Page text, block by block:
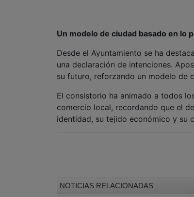
Un modelo de ciudad basado en lo
Desde el Ayuntamiento se ha
una declaración de intenciones.
su futuro, reforzando un modelo de
El consistorio ha animado a todos
comercio local, recordando que el
identidad, su tejido económico y su
NOTICIAS RELACIONADAS